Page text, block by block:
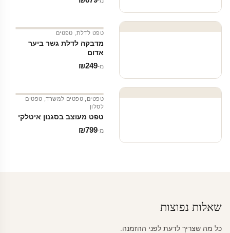
טפט לדלת טפטים
מדבקה לדלת גשר ביער
אדום
מ‑ ₪249
טפטים טפטים למשרד, טפטים
לסלון
טפט מעוצב בסגנון איטלקי
מ‑ ₪799
שאלות נפוצות
כל מה שצריך לדעת לפני ההזמנה.